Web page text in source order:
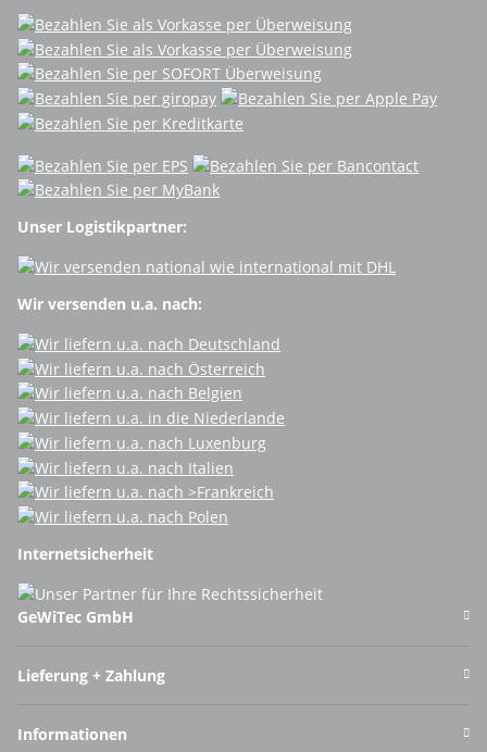
Unser Logistikpartner:
Wir versenden u.a. nach:
Internetsicherheit
GeWiTec GmbH
Lieferung + Zahlung
Informationen